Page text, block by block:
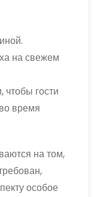
на свежем
чтобы гости
время
на том,
особое